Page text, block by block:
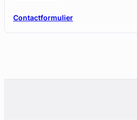
Contactformulier